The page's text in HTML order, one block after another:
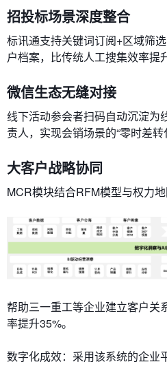
​​招投标场景深度整合​​
标讯通支持关键词订阅+区域筛
户档案，比传统人工搜集效率提
​​微信生态无缝对接​​
线下活动参会者扫码自动沉淀为
责人，实现会销场景的“零时差转
​​大客户战略协同​​
MCR模块结合RFM模型与权力地
帮助三一重工等企业建立客户关
率提升35%。
数字化成效​​：采用该系统的企业